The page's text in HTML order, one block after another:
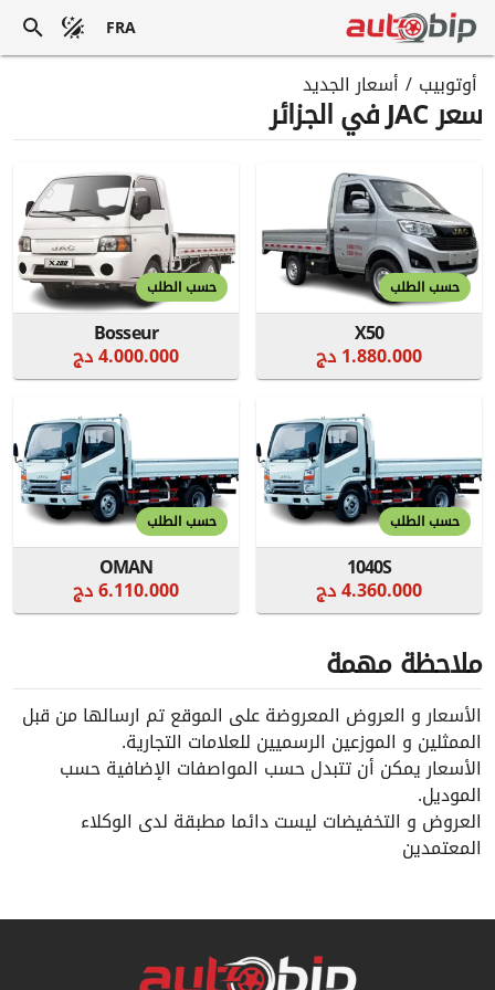
FRA
أوتوبيب / أسعار الجديد
سعر JAC في الجزائر
حسب الطلب
X50
1.880.000 دج
حسب الطلب
Bosseur
4.000.000 دج
حسب الطلب
1040S
4.360.000 دج
حسب الطلب
OMAN
6.110.000 دج
ملاحظة مهمة
الأسعار و العروض المعروضة على الموقع تم ارسالها من قبل
الممثلين و الموزعين الرسميين للعلامات التجارية.
الأسعار يمكن أن تتبدل حسب المواصفات الإضافية حسب
الموديل.
العروض و التخفيضات ليست دائما مطبقة لدى الوكلاء
المعتمدين